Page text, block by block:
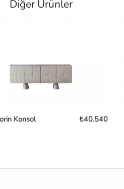
Diğer Ürünler
Konsol ₺40.540